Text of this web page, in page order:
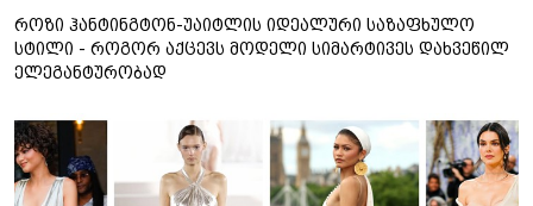
როზი ჰანტინგტონ-უაიტლის იდეალური საზაფხულო
სტილი - როგორ აქცევს მოდელი სიმარტივეს დახვეწილ
ელეგანტურობად